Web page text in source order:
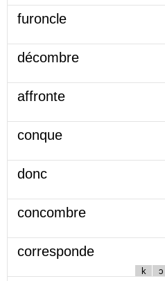
furoncle
décombre
affronte
conque
donc
concombre
corresponde
k ɔ